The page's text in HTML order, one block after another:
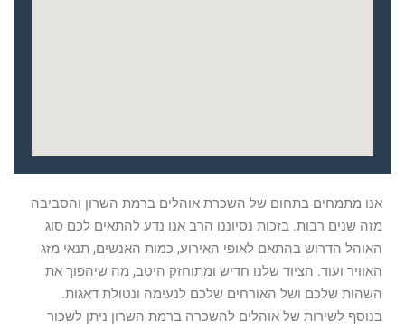
אנו מתמחים בתחום של השכרת אוהלים ברמת השרון והסביבה
מזה שנים רבות. בזכות נסיוננו הרב אנו נדע להתאים לכם סוג
האוהל הדרוש בהתאם לאופי האירוע, כמות האנשים, תנאי מזג
האוויר ועוד. הציוד שלנו חדיש ומתוחזק היטב, מה שיהפוך את
השהות שלכם ושל האורחים שלכם לנעימה ונטולת דאגות.
בנוסף לשירות של אוהלים להשכרה ברמת השרון ניתן לשכור